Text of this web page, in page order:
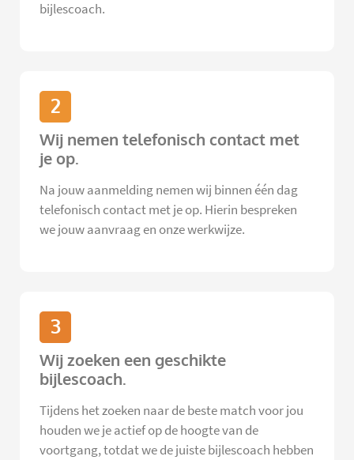
bijlescoach.
2
Wij nemen telefonisch contact met
je op.
Na jouw aanmelding nemen wij binnen één dag
telefonisch contact met je op. Hierin bespreken
we jouw aanvraag en onze werkwijze.
3
Wij zoeken een geschikte
bijlescoach.
Tijdens het zoeken naar de beste match voor jou
houden we je actief op de hoogte van de
voortgang, totdat we de juiste bijlescoach hebben